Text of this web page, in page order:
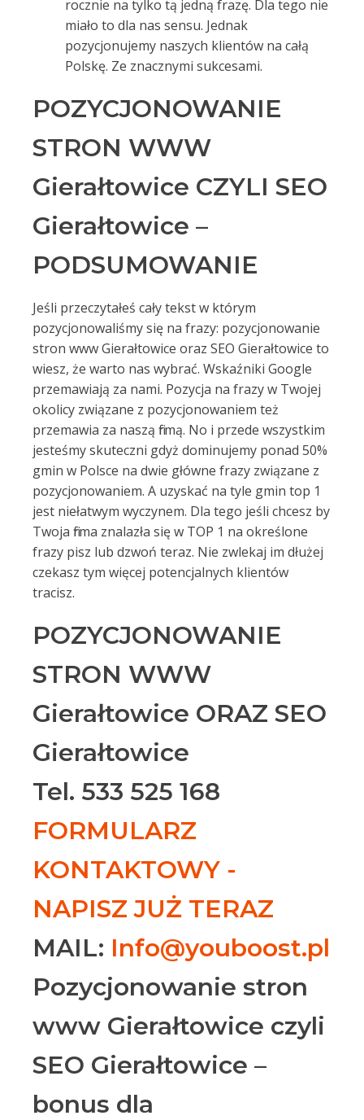
rocznie na tylko tą jedną frazę. Dla tego nie
miało to dla nas sensu. Jednak
pozycjonujemy naszych klientów na całą
Polskę. Ze znacznymi sukcesami.
POZYCJONOWANIE
STRON WWW
Gierałtowice CZYLI SEO
Gierałtowice –
PODSUMOWANIE
Jeśli przeczytałeś cały tekst w którym
pozycjonowaliśmy się na frazy: pozycjonowanie
stron www Gierałtowice oraz SEO Gierałtowice to
wiesz, że warto nas wybrać. Wskaźniki Google
przemawiają za nami. Pozycja na frazy w Twojej
okolicy związane z pozycjonowaniem też
przemawia za naszą firmą. No i przede wszystkim
jesteśmy skuteczni gdyż dominujemy ponad 50%
gmin w Polsce na dwie główne frazy związane z
pozycjonowaniem. A uzyskać na tyle gmin top 1
jest niełatwym wyczynem. Dla tego jeśli chcesz by
Twoja firma znalazła się w TOP 1 na określone
frazy pisz lub dzwoń teraz. Nie zwlekaj im dłużej
czekasz tym więcej potencjalnych klientów
tracisz.
POZYCJONOWANIE
STRON WWW
Gierałtowice ORAZ SEO
Gierałtowice
Tel. 533 525 168
FORMULARZ
KONTAKTOWY -
NAPISZ JUŻ TERAZ
MAIL: Info@youboost.pl
Pozycjonowanie stron
www Gierałtowice czyli
SEO Gierałtowice –
bonus dla